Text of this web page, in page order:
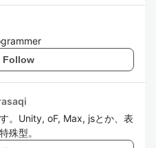
Follow
。Unity, oF, Max, jsとか、表
殊型。